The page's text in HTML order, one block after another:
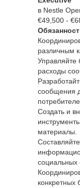
в Nestle
€49,500 -
различным
Управляйте
расходы
сообщения
Создать и
материалы.
социальных
конкретных